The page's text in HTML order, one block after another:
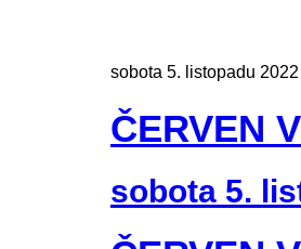
sobota 5. listopadu 2022
ČERVEN
sobota 5.